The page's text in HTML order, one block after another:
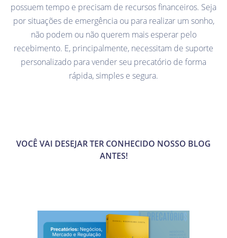
possuem tempo e precisam de recursos financeiros. Seja
por situações de emergência ou para realizar um sonho,
não podem ou não querem mais esperar pelo
recebimento. E, principalmente, necessitam de suporte
personalizado para vender seu precatório de forma
rápida, simples e segura.
VOCÊ VAI DESEJAR TER CONHECIDO NOSSO BLOG
ANTES!